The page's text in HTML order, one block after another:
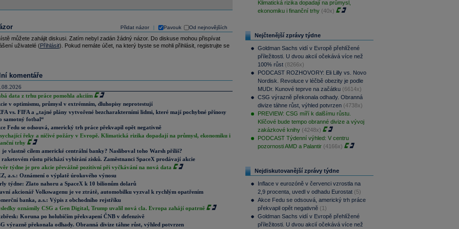
Přidat názor Pavouk Od nejnovějších
můžete zahájit diskusi. Zatím nebyl zadán žádný názor. Do diskuse mohou přispívat
uživatelé (Přihlásit). Pokud nemáte účet, na který byste se mohli přihlásit, registrujte se
komentáře
data z trhu práce pomohla akciím
v optimismu, průmysl v extrémním, dluhopisy neprotestují
vs. FIFA a „tajné plány vytvořené bezcharakterními lidmi, které mají pochybné přínosy
samotný fotbal“
Fedu se odsouvá, americký trh práce překvapil opět negativně
řeky a ničivé požáry v Evropě. Klimatická rizika dopadají na průmysl, ekonomiku i
trhy
je vlastně cílem americké centrální banky? Nasliboval toho Warsh příliš?
raketovém růstu přichází vybírání zisků. Zaměstnanci SpaceX prodávají akcie
týdne je pro akcie převážně pozitivní při vyčkávání na nová data
a.s.: Oznámení o výplatě úrokového výnosu
týdne: Zlato nahoru a SpaceX k 10 bilionům dolarů
akcionář Volkswagenu je ve ztrátě, automobilku vyzval k rychlým opatřením
banka, a.s.: Výpis z obchodního rejstříku
oznámily CSG a Gen Digital, Trump uvalil nová cla. Evropa zahájí opatrně
Koruna po holubičím překvapení ČNB v defenzivě
výrazně překonala odhady. Obranná divize táhne růst, výhled potvrzen
Klimatická rizika dopadají na průmysl,
ekonomiku i finanční trhy (40x)
Nejčtenější zprávy týdne
Goldman Sachs vidí v Evropě přehlížené
příležitosti. U dvou akcií očekává více než
100% růst (8266x)
PODCAST ROZHOVORY: Eli Lilly vs. Novo
Nordisk. Revoluce v léčbě obezity je podle
MUDr. Kunové teprve na začátku (6614x)
CSG výrazně překonala odhady. Obranná
divize táhne růst, výhled potvrzen (4738x)
PREVIEW: CSG míří k dalšímu růstu.
Klíčové bude tempo obranné divize a vývoj
zakázkové knihy (4248x)
PODCAST Týdenní výhled: V centru
pozornosti AMD a Palantir (4166x)
Nejdiskutovanější zprávy týdne
Inflace v eurozóně v červenci vzrostla na
2,9 procenta, uvedl v odhadu Eurostat (5)
Akce Fedu se odsouvá, americký trh práce
překvapil opět negativně (1)
Goldman Sachs vidí v Evropě přehlížené
příležitosti. U dvou akcií očekává více než